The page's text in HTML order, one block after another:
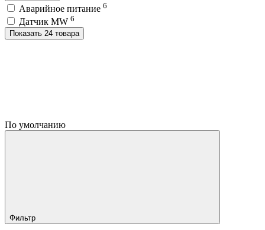
Аварийное питание 6
Датчик MW 6
Показать 24 товара
По умолчанию
Фильтр